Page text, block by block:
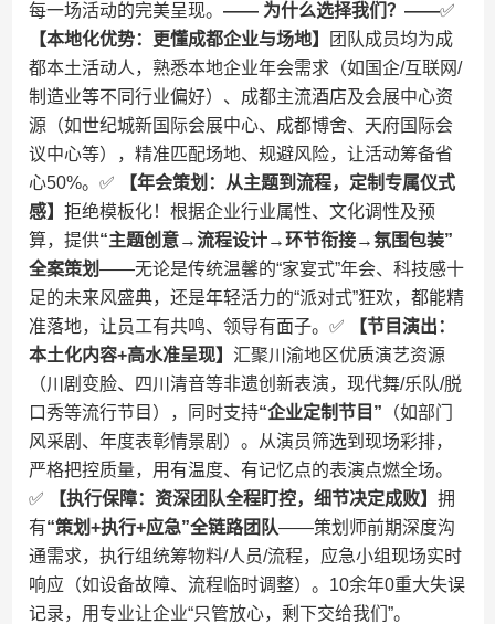
每一场活动的完美呈现。​ ​—— 为什么选择我们？——​​✅ ​
【本地化优势：更懂成都企业与场地】​
​团队成员均为成
都本土活动人，熟悉本地企业年会需求（如国企/互联网/
制造业等不同行业偏好）、成都主流酒店及会展中心资
源（如世纪城新国际会展中心、成都博舍、天府国际会
议中心等），精准匹配场地、规避风险，让活动筹备省
心50%。✅ ​
​【年会策划：从主题到流程，定制专属仪式
感】​ ​拒绝模板化！根据企业行业属性、文化调性及预
算，提供​​“主题创意→流程设计→环节衔接→氛围包装”
全案策划​​——无论是传统温馨的“家宴式”年会、科技感十
足的未来风盛典，还是年轻活力的“派对式”狂欢，都能精
准落地，让员工有共鸣、领导有面子。✅ ​
​【节目演出：
本土化内容+高水准呈现】​ ​汇聚川渝地区优质演艺资源
（川剧变脸、四川清音等非遗创新表演，现代舞/乐队/脱
口秀等流行节目），同时支持​​“企业定制节目”​ ​（如部门
风采剧、年度表彰情景剧）。从演员筛选到现场彩排，
严格把控质量，用有温度、有记忆点的表演点燃全场。
✅ ​
​【执行保障：资深团队全程盯控，细节决定成败】​ ​拥
有​​“策划+执行+应急”全链路团队​​——策划师前期深度沟
通需求，执行组统筹物料/人员/流程，应急小组现场实时
响应（如设备故障、流程临时调整）。10余年0重大失误
记录，用专业让企业“只管放心，剩下交给我们”。